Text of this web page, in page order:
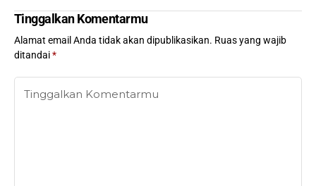
Tinggalkan Komentarmu
Alamat email Anda tidak akan dipublikasikan. Ruas yang wajib
ditandai*